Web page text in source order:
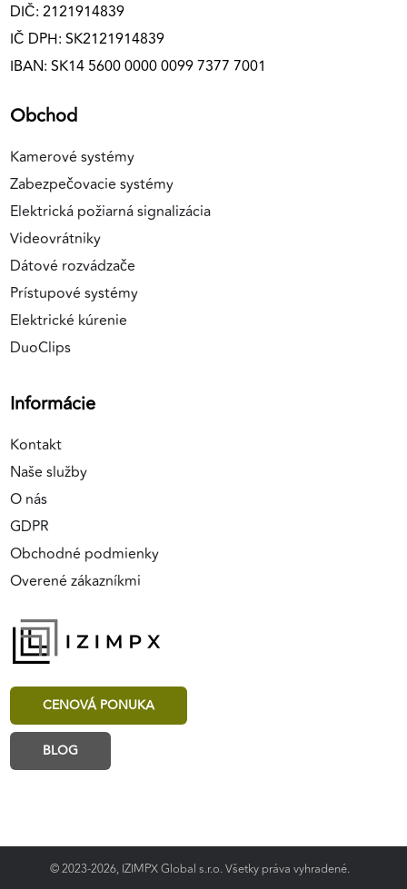
DIČ: 2121914839
IČ DPH: SK2121914839
IBAN: SK14 5600 0000 0099 7377 7001
Obchod
Kamerové systémy
Zabezpečovacie systémy
Elektrická požiarná signalizácia
Videovrátniky
Dátové rozvádzače
Prístupové systémy
Elektrické kúrenie
DuoClips
Informácie
Kontakt
Naše služby
O nás
GDPR
Obchodné podmienky
Overené zákazníkmi
CENOVÁ PONUKA
BLOG
© 2023-2026, IZIMPX Global s.r.o. Všetky práva vyhradené.